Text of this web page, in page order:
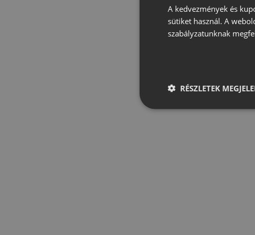
A kedvezmények és
sütiket használ. A
szabályzatunknak
RÉSZLETEK